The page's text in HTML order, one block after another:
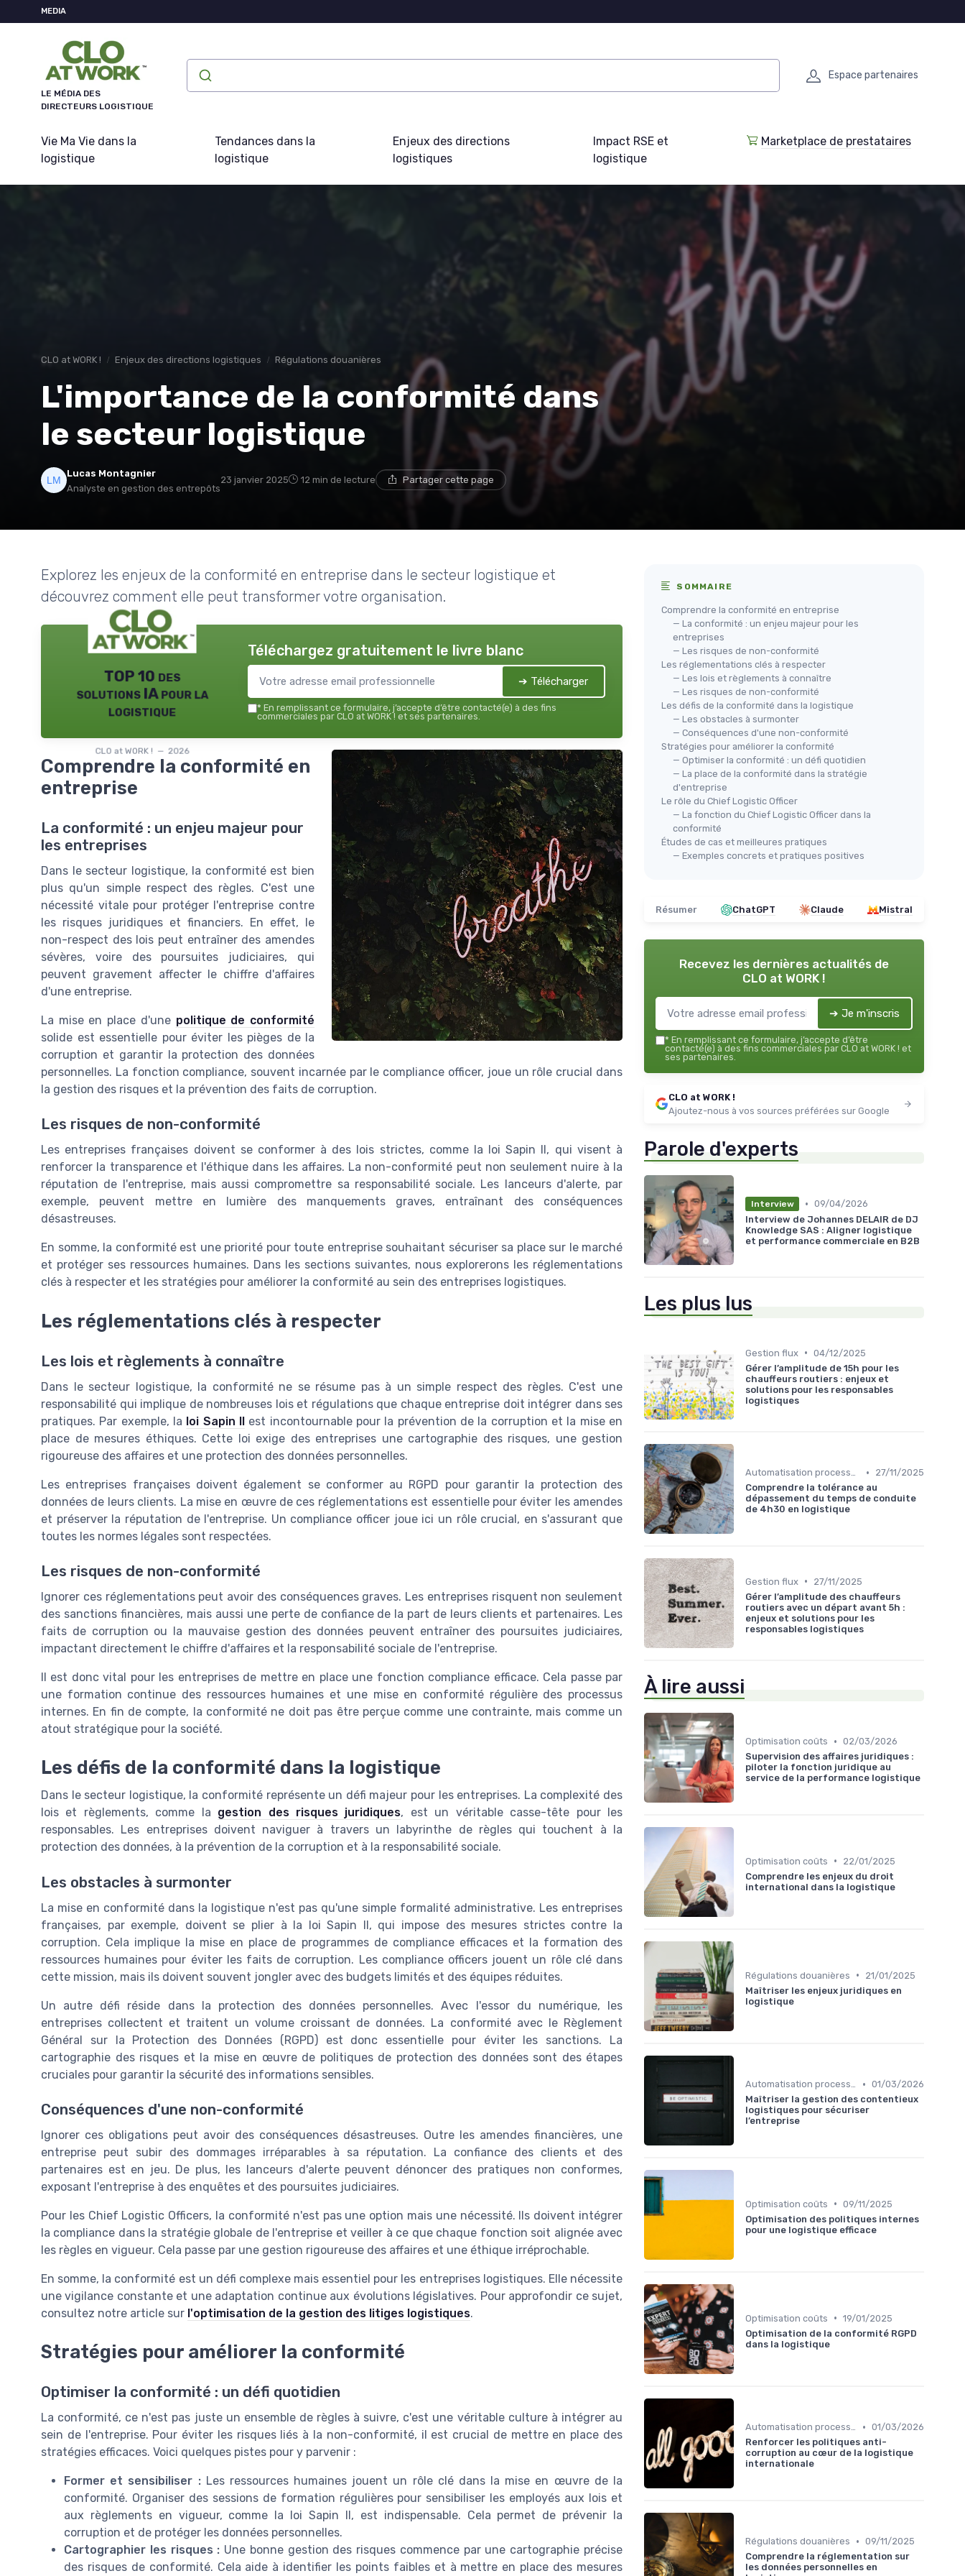
MEDIA
LE MÉDIA DES
DIRECTEURS LOGISTIQUE
Espace partenaires
Vie Ma Vie dans la
logistique
Tendances dans la
logistique
Enjeux des directions
logistiques
Impact RSE et
logistique
Marketplace de prestataires
CLO at WORK ! Enjeux des directions logistiques Régulations douanières
L'importance de la conformité dans
le secteur logistique
Lucas Montagnier
Analyste en gestion des entrepôts
23 janvier 2025 12 min de lecture Partager cette page
Explorez les enjeux de la conformité en entreprise dans le secteur logistique et
découvrez comment elle peut transformer votre organisation.
TOP 10 des
solutions IA pour la
logistique
CLO at WORK ! — 2026
Téléchargez gratuitement le livre blanc
➔ Télécharger
* En remplissant ce formulaire, j’accepte d’être contacté(e) à des fins
commerciales par CLO at WORK ! et ses partenaires.
Comprendre la conformité en
entreprise
La conformité : un enjeu majeur pour
les entreprises
Dans le secteur logistique, la conformité est bien
plus qu'un simple respect des règles. C'est une
nécessité vitale pour protéger l'entreprise contre
les risques juridiques et financiers. En effet, le
non-respect des lois peut entraîner des amendes
sévères, voire des poursuites judiciaires, qui
peuvent gravement affecter le chiffre d'affaires
d'une entreprise.
La mise en place d'une politique de conformité
solide est essentielle pour éviter les pièges de la
corruption et garantir la protection des données
personnelles. La fonction compliance, souvent incarnée par le compliance officer, joue un rôle crucial dans
la gestion des risques et la prévention des faits de corruption.
Les risques de non-conformité
Les entreprises françaises doivent se conformer à des lois strictes, comme la loi Sapin II, qui visent à
renforcer la transparence et l'éthique dans les affaires. La non-conformité peut non seulement nuire à la
réputation de l'entreprise, mais aussi compromettre sa responsabilité sociale. Les lanceurs d'alerte, par
exemple, peuvent mettre en lumière des manquements graves, entraînant des conséquences
désastreuses.
En somme, la conformité est une priorité pour toute entreprise souhaitant sécuriser sa place sur le marché
et protéger ses ressources humaines. Dans les sections suivantes, nous explorerons les réglementations
clés à respecter et les stratégies pour améliorer la conformité au sein des entreprises logistiques.
Les réglementations clés à respecter
Les lois et règlements à connaître
Dans le secteur logistique, la conformité ne se résume pas à un simple respect des règles. C'est une
responsabilité qui implique de nombreuses lois et régulations que chaque entreprise doit intégrer dans ses
pratiques. Par exemple, la loi Sapin II est incontournable pour la prévention de la corruption et la mise en
place de mesures éthiques. Cette loi exige des entreprises une cartographie des risques, une gestion
rigoureuse des affaires et une protection des données personnelles.
Les entreprises françaises doivent également se conformer au RGPD pour garantir la protection des
données de leurs clients. La mise en œuvre de ces réglementations est essentielle pour éviter les amendes
et préserver la réputation de l'entreprise. Un compliance officer joue ici un rôle crucial, en s'assurant que
toutes les normes légales sont respectées.
Les risques de non-conformité
Ignorer ces réglementations peut avoir des conséquences graves. Les entreprises risquent non seulement
des sanctions financières, mais aussi une perte de confiance de la part de leurs clients et partenaires. Les
faits de corruption ou la mauvaise gestion des données peuvent entraîner des poursuites judiciaires,
impactant directement le chiffre d'affaires et la responsabilité sociale de l'entreprise.
Il est donc vital pour les entreprises de mettre en place une fonction compliance efficace. Cela passe par
une formation continue des ressources humaines et une mise en conformité régulière des processus
internes. En fin de compte, la conformité ne doit pas être perçue comme une contrainte, mais comme un
atout stratégique pour la société.
Les défis de la conformité dans la logistique
Dans le secteur logistique, la conformité représente un défi majeur pour les entreprises. La complexité des
lois et règlements, comme la gestion des risques juridiques, est un véritable casse-tête pour les
responsables. Les entreprises doivent naviguer à travers un labyrinthe de règles qui touchent à la
protection des données, à la prévention de la corruption et à la responsabilité sociale.
Les obstacles à surmonter
La mise en conformité dans la logistique n'est pas qu'une simple formalité administrative. Les entreprises
françaises, par exemple, doivent se plier à la loi Sapin II, qui impose des mesures strictes contre la
corruption. Cela implique la mise en place de programmes de compliance efficaces et la formation des
ressources humaines pour éviter les faits de corruption. Les compliance officers jouent un rôle clé dans
cette mission, mais ils doivent souvent jongler avec des budgets limités et des équipes réduites.
Un autre défi réside dans la protection des données personnelles. Avec l'essor du numérique, les
entreprises collectent et traitent un volume croissant de données. La conformité avec le Règlement
Général sur la Protection des Données (RGPD) est donc essentielle pour éviter les sanctions. La
cartographie des risques et la mise en œuvre de politiques de protection des données sont des étapes
cruciales pour garantir la sécurité des informations sensibles.
Conséquences d'une non-conformité
Ignorer ces obligations peut avoir des conséquences désastreuses. Outre les amendes financières, une
entreprise peut subir des dommages irréparables à sa réputation. La confiance des clients et des
partenaires est en jeu. De plus, les lanceurs d'alerte peuvent dénoncer des pratiques non conformes,
exposant l'entreprise à des enquêtes et des poursuites judiciaires.
Pour les Chief Logistic Officers, la conformité n'est pas une option mais une nécessité. Ils doivent intégrer
la compliance dans la stratégie globale de l'entreprise et veiller à ce que chaque fonction soit alignée avec
les règles en vigueur. Cela passe par une gestion rigoureuse des affaires et une éthique irréprochable.
En somme, la conformité est un défi complexe mais essentiel pour les entreprises logistiques. Elle nécessite
une vigilance constante et une adaptation continue aux évolutions législatives. Pour approfondir ce sujet,
consultez notre article sur l'optimisation de la gestion des litiges logistiques.
Stratégies pour améliorer la conformité
Optimiser la conformité : un défi quotidien
La conformité, ce n'est pas juste un ensemble de règles à suivre, c'est une véritable culture à intégrer au
sein de l'entreprise. Pour éviter les risques liés à la non-conformité, il est crucial de mettre en place des
stratégies efficaces. Voici quelques pistes pour y parvenir :
Former et sensibiliser :Les ressources humaines jouent un rôle clé dans la mise en œuvre de la
conformité. Organiser des sessions de formation régulières pour sensibiliser les employés aux lois et
aux règlements en vigueur, comme la loi Sapin II, est indispensable. Cela permet de prévenir la
corruption et de protéger les données personnelles.
Cartographier les risques : Une bonne gestion des risques commence par une cartographie précise
des risques de conformité. Cela aide à identifier les points faibles et à mettre en place des mesures
SOMMAIRE
Comprendre la conformité en entreprise
— La conformité : un enjeu majeur pour les
entreprises
— Les risques de non-conformité
Les réglementations clés à respecter
— Les lois et règlements à connaître
— Les risques de non-conformité
Les défis de la conformité dans la logistique
— Les obstacles à surmonter
— Conséquences d'une non-conformité
Stratégies pour améliorer la conformité
— Optimiser la conformité : un défi quotidien
— La place de la conformité dans la stratégie
d'entreprise
Le rôle du Chief Logistic Officer
— La fonction du Chief Logistic Officer dans la
conformité
Études de cas et meilleures pratiques
— Exemples concrets et pratiques positives
Résumer ChatGPT Claude Mistral
Recevez les dernières actualités de
CLO at WORK !
➔ Je m'inscris
* En remplissant ce formulaire, j’accepte d’être
contacté(e) à des fins commerciales par CLO at WORK ! et
ses partenaires.
CLO at WORK !
Ajoutez-nous à vos sources préférées sur Google
Parole d'experts
Interview • 09/04/2026
Interview de Johannes DELAIR de DJ
Knowledge SAS : Aligner logistique
et performance commerciale en B2B
Les plus lus
Gestion flux • 04/12/2025
Gérer l’amplitude de 15h pour les
chauffeurs routiers : enjeux et
solutions pour les responsables
logistiques
Automatisation processus •
27/11/2025
Comprendre la tolérance au
dépassement du temps de conduite
de 4h30 en logistique
Gestion flux •
27/11/2025
Gérer l’amplitude des chauffeurs
routiers avec un départ avant 5h :
enjeux et solutions pour les
responsables logistiques
À lire aussi
Optimisation coûts • 02/03/2026
Supervision des affaires juridiques :
piloter la fonction juridique au
service de la performance logistique
Optimisation coûts •
22/01/2025
Comprendre les enjeux du droit
international dans la logistique
Régulations douanières •
21/01/2025
Maîtriser les enjeux juridiques en
logistique
Automatisation processus • 01/03/2026
Maîtriser la gestion des contentieux
logistiques pour sécuriser
l’entreprise
Optimisation coûts • 09/11/2025
Optimisation des politiques internes
pour une logistique efficace
Optimisation coûts • 19/01/2025
Optimisation de la conformité RGPD
dans la logistique
Automatisation processus • 01/03/2026
Renforcer les politiques anti-
corruption au cœur de la logistique
internationale
Régulations douanières • 09/11/2025
Comprendre la réglementation sur
les données personnelles en
Panneau de gestion des cookies